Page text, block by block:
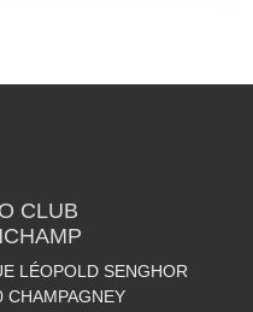
CLUB
LÉOPOLD SENGHOR
CHAMPAGNEY